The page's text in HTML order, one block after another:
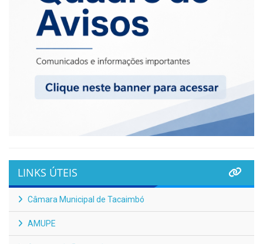
LINKS ÚTEIS
Câmara Municipal de Tacaimbó
AMUPE